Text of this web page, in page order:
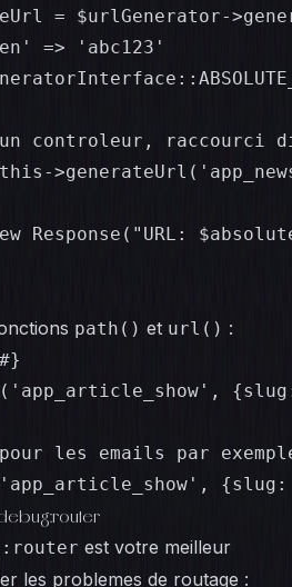
= $urlGenerator-
=> 'abc123'
controleur, raccourci
Response("URL:
path() et url() :
les emails par
est votre meilleur
les problemes de routage :